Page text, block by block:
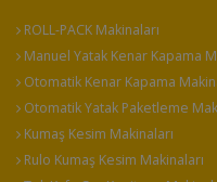
ROLL-PACK Makinaları
Manuel Yatak Kenar Kapama
Otomatik Kenar Kapama
Otomatik Yatak Paketleme
Kumaş Kesim Makinaları
Rulo Kumaş Kesim Makinaları